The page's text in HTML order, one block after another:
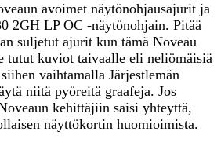
avoimet näytönohjausajurit ja
2GH LP OC -näytönohjain. Pitää
suljetut ajurit kun tämä Noveau
tutut kuviot taivaalle eli neliömäisiä
vaihtamalla Järjestlemän
niitä pyöreitä graafeja. Jos
kehittäjiin saisi yhteyttä,
näyttökortin huomioimista.